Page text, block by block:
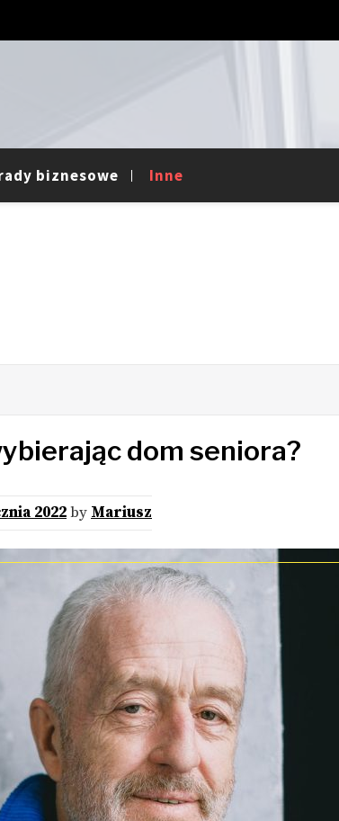
biznesowe Inne
dom seniora?
2022by Mariusz